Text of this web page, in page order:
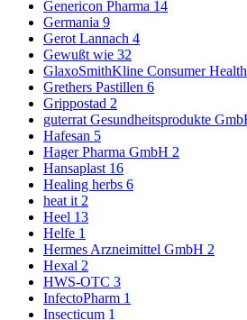
Genericon Pharma 14
Germania 9
Gerot Lannach 4
Gewußt wie 32
GlaxoSmithKline Consumer
Grethers Pastillen 6
Grippostad 2
guterrat Gesundheitsprodukte
Hafesan 5
Hager Pharma GmbH 2
Hansaplast 16
Healing herbs 6
heat it 2
Heel 13
Helfe 1
Hermes Arzneimittel GmbH 2
Hexal 2
HWS-OTC 3
InfectoPharm 1
Insecticum 1